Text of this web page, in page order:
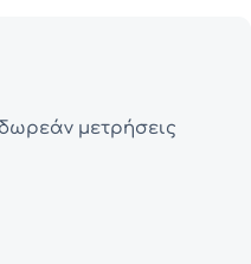
μετρήσεις